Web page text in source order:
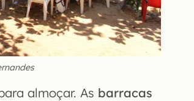
almoçar. As barracas